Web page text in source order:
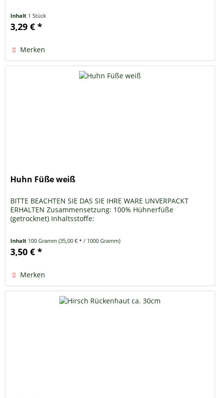
Inhalt 1 Stück
3,29 € *
Merken
Huhn Füße weiß
BITTE BEACHTEN SIE DAS SIE IHRE WARE UNVERPACKT
ERHALTEN Zusammensetzung: 100% Hühnerfüße
(getrocknet) Inhaltsstoffe:
Inhalt 100 Gramm(35,00 € * / 1000 Gramm)
3,50 € *
Merken